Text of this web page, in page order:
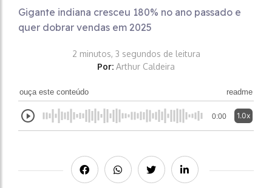
Gigante indiana cresceu 180% no ano passado e
quer dobrar vendas em 2025
2 minutos, 3 segundos de leitura
Por: Arthur Caldeira
ouça este conteúdo readme
0:00 1.0x